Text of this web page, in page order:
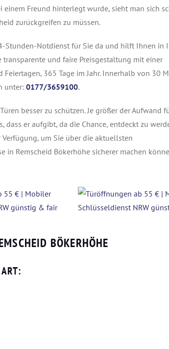
Freund hinterlegt wurde, sieht man sich
zurückgreifen zu müssen.
Stunden-Notdienst für Sie da und hilft Ihnen in
und faire Preisgestaltung mit einer
365 Tage im Jahr. Innerhalb von 30
unter: 0177/3659100.
besser zu schützen. Je größer der Aufwand
er aufgibt, da die Chance, entdeckt zu
um Sie über die aktuellsten
in Remscheid Bökerhöhe sicherer machen
BÖKERHÖHE